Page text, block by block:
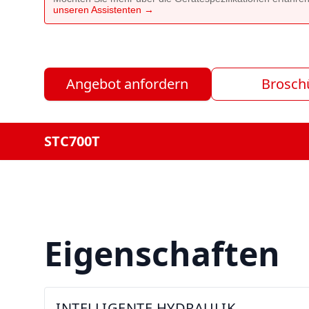
unseren Assistenten →
Angebot anfordern
STC700T
Eigenschaften